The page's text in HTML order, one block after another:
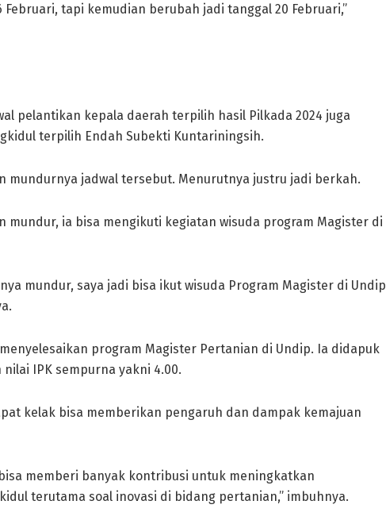
tapi kemudian berubah jadi tanggal 20 Februari,”
pelantikan kepala daerah terpilih hasil Pilkada 2024 juga
terpilih Endah Subekti Kuntariningsih.
mundurnya jadwal tersebut. Menurutnya justru jadi berkah.
mundur, ia bisa mengikuti kegiatan wisuda program Magister di
mundur, saya jadi bisa ikut wisuda Program Magister di Undip
program Magister Pertanian di Undip. Ia didapuk
IPK sempurna yakni 4.00.
kelak bisa memberikan pengaruh dan dampak kemajuan
memberi banyak kontribusi untuk meningkatkan
terutama soal inovasi di bidang pertanian,” imbuhnya.